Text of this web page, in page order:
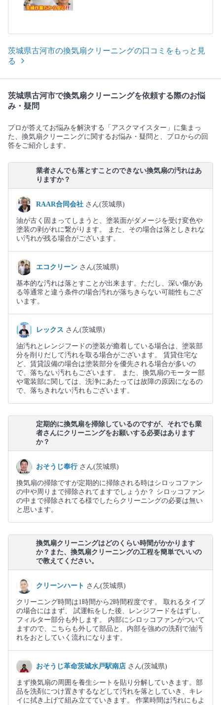
茨城県古河市の換気扇クリーニングの口コミをもっと見
る
茨城県古河市で換気扇クリーニングを依頼する際のお悩
み・疑問
プロが答えてお悩みを解決する「アスクマイスター」に集まっ
た、換気扇クリーニングに関するお悩み・疑問と、プロからの回
答をご紹介します。
業者さんでも落とすことのできない換気扇の汚れはあ
りますか？
RAAR合同会社 さん(茨城県)
油が古く固まってしまうと、塗装面がダメージを受け変色や
塗装の剥がれに繋がります。 また、その場合は落としきれな
い汚れが残る場合がございます。
エコクリーン さん(茨城県)
基本的な汚れは落とすことが出来ます。ただし、深い傷があ
る等通常と違う条件の場合汚れが落ちきらない可能性もござ
います。
レックス さん(茨城県)
油汚れとレンジフードの塗装が癒着している場合は、塗装部
分を削りだして汚れを取る場合がございます。 賃貸住宅な
ど、賃貸設備の場合は塗装部分を優先される場合が多いの
で、落ちない汚れもございます。 また、換気扇のモーター部
や電装部に関しては、洗浄にあたっては故障の原因になるの
で、落ちきれない汚れもございます。
定期的に換気扇を掃除しているのですが、それでも業
者さんにクリーニングをお願いする必要はあります
か？
おそうじ奉行 さん(茨城県)
換気扇の掃除ですが定期的に掃除される時はシロッコファン
の中や周りまで掃除されてますでしょうか？ シロッコファン
の中まで掃除されてる様でしたらクリーニングの必要は無い
と思います。
換気扇クリーニングはどのくらい時間がかかります
か？また、換気扇クリーニングの工程を簡単でいいの
で教えてください。
クリーンハート さん(茨城県)
クリーニング時間は1時間から2時間程度です。 取れるタイプ
の場合にはまず、 試運転をした後、レンジフードをはずし、
フィルター部分も外します。 内部にシロッコファンがついて
ますので、こちらも外して部品と、内部を強めの洗剤で油汚
れをおとしていく流れになります。
おそうじ革命茨城水戸駅南店 さん(茨城県)
まず換気扇の周囲を養生シートを貼り分解していきます。部
品を洗剤につけ置きするなどして汚れを落としていき、キレ
イに拭き上げて組み立てていきます。 作業時間は汚れにもよ